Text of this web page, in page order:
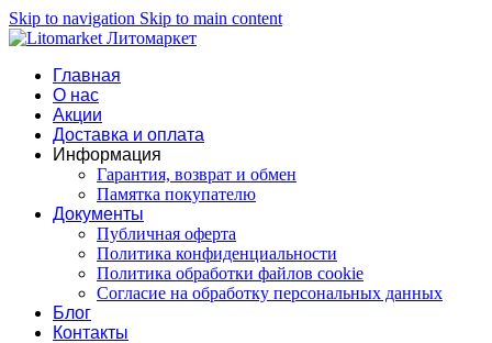
Skip to navigation Skip to main content
Главная
О нас
Акции
Доставка и оплата
Информация
Гарантия, возврат и обмен
Памятка покупателю
Документы
Публичная оферта
Политика конфиденциальности
Политика обработки файлов cookie
Согласие на обработку персональных данных
Блог
Контакты